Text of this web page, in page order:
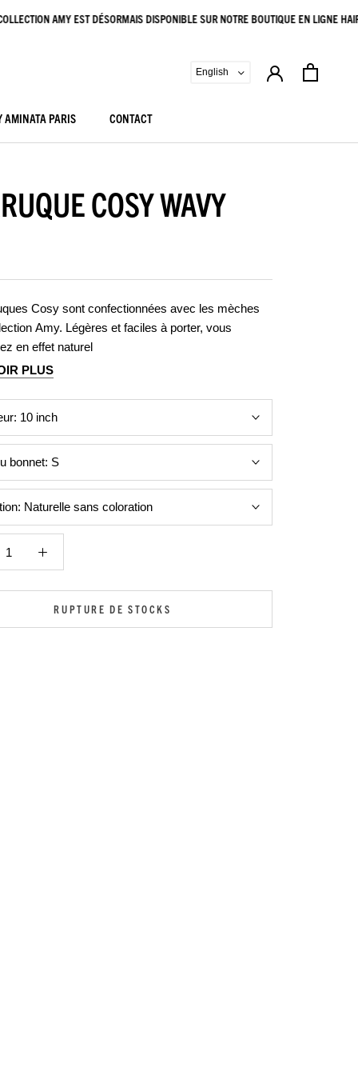
AMY EST DÉSORMAIS DISPONIBLE SUR NOTRE BOUTIQUE EN LIGNE
AMINATA PARIS
CONTACT
COSY WAVY
Cosy sont confectionnées avec les mèches
Amy. Légères et faciles à porter, vous
en effet naturel
PLUS
10 inch
bonnet: S
Naturelle sans coloration
RUPTURE DE STOCKS